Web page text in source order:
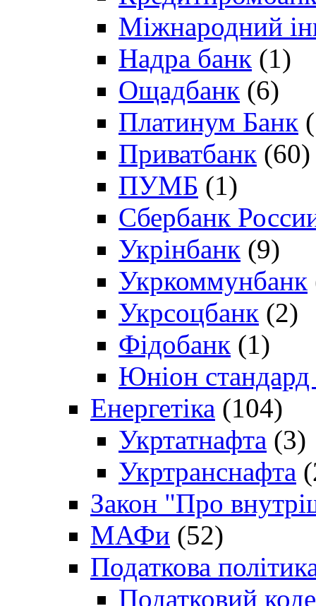
Міжнародний
Надра банк (1)
Ощадбанк (6)
Платинум Банк
Приватбанк (60)
ПУМБ (1)
Сбербанк
Укрінбанк (9)
Укркоммунбанк
Укрсоцбанк (2)
Фідобанк (1)
Юніон стандард
Енергетіка (104)
Укртатнафта (3)
Укртранснафта
Закон "Про
МАФи (52)
Податкова
Податковий